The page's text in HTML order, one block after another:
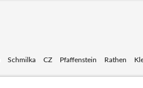
Schmilka CZ Pfaffenstein Rathen